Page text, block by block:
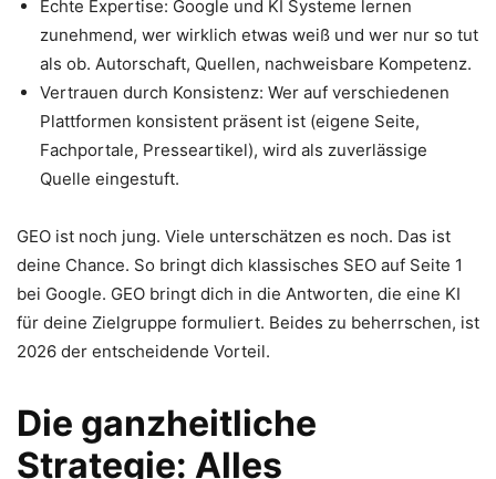
Echte Expertise: Google und KI Systeme lernen
zunehmend, wer wirklich etwas weiß und wer nur so tut
als ob. Autorschaft, Quellen, nachweisbare Kompetenz.
Vertrauen durch Konsistenz: Wer auf verschiedenen
Plattformen konsistent präsent ist (eigene Seite,
Fachportale, Presseartikel), wird als zuverlässige
Quelle eingestuft.
GEO ist noch jung. Viele unterschätzen es noch. Das ist
deine Chance. So bringt dich klassisches SEO auf Seite 1
bei Google. GEO bringt dich in die Antworten, die eine KI
für deine Zielgruppe formuliert. Beides zu beherrschen, ist
2026 der entscheidende Vorteil.
Die ganzheitliche
Strategie: Alles